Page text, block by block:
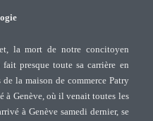
la mort de notre concitoyen
presque toute sa carrière en
la maison de commerce Patry
à Genève, où il venait toutes les
à Genève samedi dernier, se